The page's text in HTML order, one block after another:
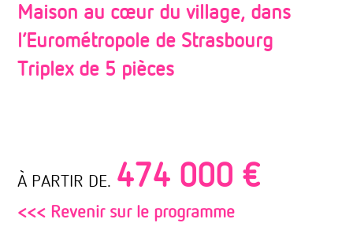
Maison au cœur du village, dans
l’Eurométropole de Strasbourg
Triplex de 5 pièces
À PARTIR DE. 474 000 €
<<< Revenir sur le programme